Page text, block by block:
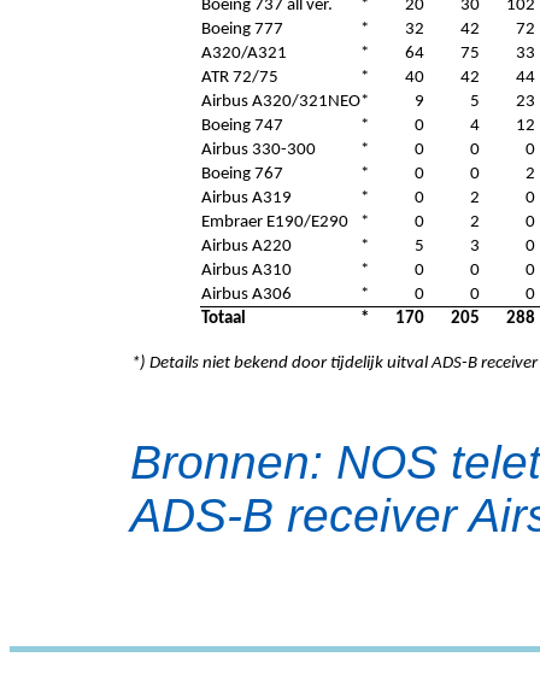
Boeing 737 all ver.
* 20 30
102
Boeing 777
* 32 42
72
A320/A321
* 64 75
33
ATR 72/75
* 40 42
44
Airbus A320/321NEO* 9 5
23
Boeing 747
* 0 4
12
Airbus 330-300
* 0 0
0
Boeing 767
* 0 0
2
Airbus A319
* 0 2
0
Embraer E190/E290
* 0 2
0
Airbus A220
* 5 3
0
Airbus A310
* 0 0
0
Airbus A306
* 0 0
0
Totaal
* 170 205 288
*) Details niet bekend door tijdelijk uitval ADS-B receiver
Bronnen: NOS
ADS-B receiver